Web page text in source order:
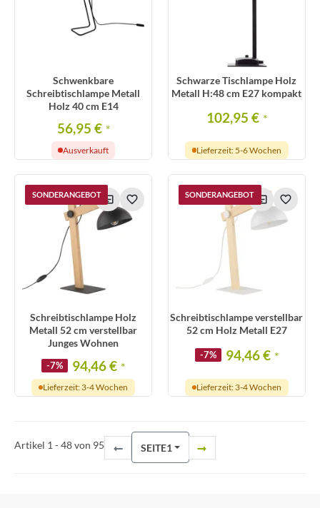
Schwenkbare
Schreibtischlampe Metall
Holz 40 cm E14
56,95 € *
Ausverkauft
Schwarze Tischlampe Holz
Metall H:48 cm E27 kompakt
102,95 € *
Lieferzeit: 5-6 Wochen
SONDERANGEBOT
Schreibtischlampe Holz
Metall 52 cm verstellbar
Junges Wohnen
-7% 94,46 € *
Lieferzeit: 3-4 Wochen
SONDERANGEBOT
Schreibtischlampe verstellbar
52 cm Holz Metall E27
-7% 94,46 € *
Lieferzeit: 3-4 Wochen
Artikel 1 - 48 von 95 SEITE1